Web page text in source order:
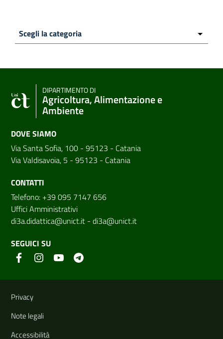
DIPARTIMENTO DI
Agricoltura, Alimentazione e
Ambiente
DOVE SIAMO
Via Santa Sofia, 100 - 95123 - Catania
Via Valdisavoia, 5 - 95123 - Catania
CONTATTI
Telefono: +39 095 7147 656
Uffici Amministrativi
di3a.didattica@unict.it - di3a@unict.it
SEGUICI SU
Link e informazioni utili
Privacy
Note legali
Accessibilità